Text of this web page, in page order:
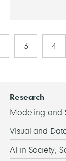
3 4
Research
Modeling and
Visual and
AI in Society,